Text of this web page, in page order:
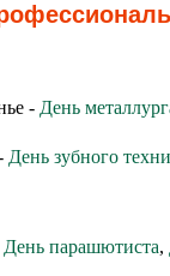
- День
День зубного
День парашютиста,